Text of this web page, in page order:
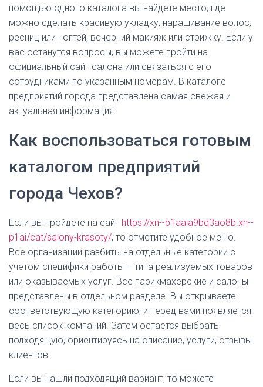
помощью одного каталога вы найдете место, где
можно сделать красивую укладку, наращивание волос,
ресниц или ногтей, вечерний макияж или стрижку. Если у
вас останутся вопросы, вы можете пройти на
официальный сайт салона или связаться с его
сотрудниками по указанным номерам. В каталоге
предприятий города представлена самая свежая и
актуальная информация.
Как воспользоваться готовым
каталогом предприятий
города Чехов?
Если вы пройдете на сайт https://xn--b1aaia9bq3ao8b.xn--
p1ai/cat/salony-krasoty/, то отметите удобное меню.
Все организации разбиты на отдельные категории с
учетом специфики работы – типа реализуемых товаров
или оказываемых услуг. Все парикмахерские и салоны
представлены в отдельном разделе. Вы открываете
соответствующую категорию, и перед вами появляется
весь список компаний. Затем остается выбрать
подходящую, ориентируясь на описание, услуги, отзывы
клиентов.
Если вы нашли подходящий вариант, то можете